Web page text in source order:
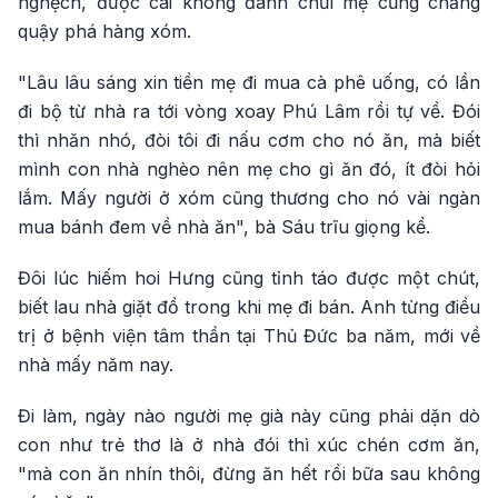
quậy phá hàng xóm.
"Lâu lâu sáng xin tiền mẹ đi mua cà phê uống, có lần
đi bộ từ nhà ra tới vòng xoay Phú Lâm rồi tự về. Đói
thì nhăn nhó, đòi tôi đi nấu cơm cho nó ăn, mà biết
mình con nhà nghèo nên mẹ cho gì ăn đó, ít đòi hỏi
lắm. Mấy người ở xóm cũng thương cho nó vài ngàn
mua bánh đem về nhà ăn", bà Sáu trĩu giọng kể.
Đôi lúc hiếm hoi Hưng cũng tỉnh táo được một chút,
biết lau nhà giặt đồ trong khi mẹ đi bán. Anh từng điều
trị ở bệnh viện tâm thần tại Thủ Đức ba năm, mới về
nhà mấy năm nay.
Đi làm, ngày nào người mẹ già này cũng phải dặn dò
con như trẻ thơ là ở nhà đói thì xúc chén cơm ăn,
"mà con ăn nhín thôi, đừng ăn hết rồi bữa sau không